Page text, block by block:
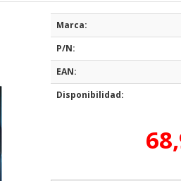
Marca:
P/N:
EAN:
Disponibilidad: